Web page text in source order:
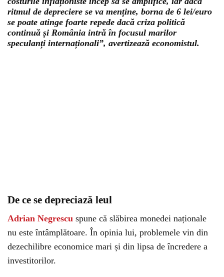
ritmul de depreciere se va menține, borna de 6 lei/euro
se poate atinge foarte repede dacă criza politică
continuă și România intră în focusul marilor
speculanți internaționali”, avertizează economistul.
De ce se depreciază leul
Adrian Negrescu spune că slăbirea monedei naționale
nu este întâmplătoare. În opinia lui, problemele vin din
dezechilibre economice mari și din lipsa de încredere a
investitorilor.